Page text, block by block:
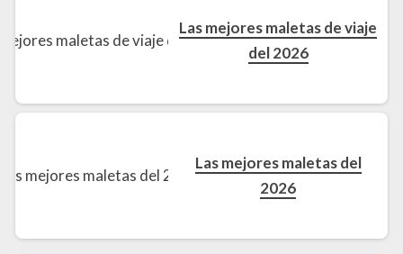
Las mejores maletas de viaje
del 2026
Las mejores maletas del
2026